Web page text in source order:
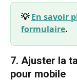
💡 En savoir
formulaire.
7. Ajuster la
pour mobile